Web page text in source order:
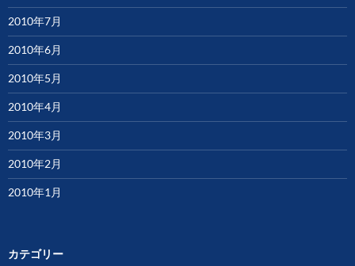
2010年7月
2010年6月
2010年5月
2010年4月
2010年3月
2010年2月
2010年1月
カテゴリー